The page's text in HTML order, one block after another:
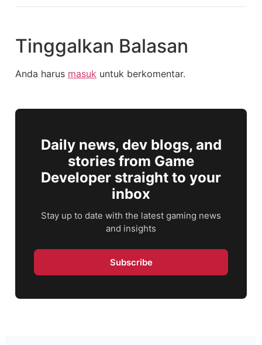
Tinggalkan Balasan
Anda harus masuk untuk berkomentar.
Daily news, dev blogs, and
stories from Game
Developer straight to your
inbox
Stay up to date with the latest gaming news
and insights
Subscribe